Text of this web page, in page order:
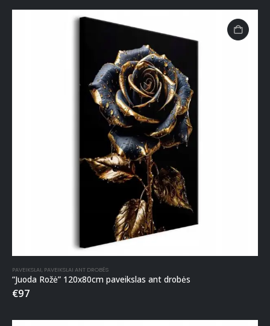
PAVEIKSLAI PAVEIKSLAI ANT DROBĖS
“Juoda Rožė” 120x80cm paveikslas ant drobės
€97